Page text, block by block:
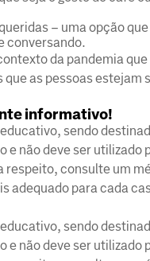
– uma opção
conversando.
da pandemia
as pessoas
informativo!
sendo
e não deve ser
respeito, consulte um
para cada
sendo
e não deve ser